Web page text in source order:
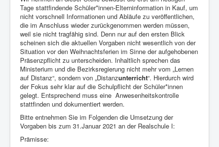
Tage stattfindende Schüler*innen-Elterninformation in Kauf, um
nicht vorschnell Informationen und Abläufe zu veröffentlichen,
die im Anschluss wieder zurückgenommen werden müssen,
weil sie nicht tragfähig sind. Denn nur auf den ersten Blick
scheinen sich die aktuellen Vorgaben nicht wesentlich von der
Situation vor den Weihnachtsferien im Sinne der aufgehobenen
Präsenzpflicht zu unterscheiden. Inhaltlich sprechen das
Ministerium und die Bezirksregierung nicht mehr vom „Lernen
auf Distanz“, sondern von „Distanzunterricht“. Hierdurch wird
der Fokus sehr klar auf die Schulpflicht der Schüler*innen
gelegt. Entsprechend muss eine Anwesenheitskontrolle
stattfinden und dokumentiert werden.
Bitte entnehmen Sie im Folgenden die Umsetzung der
Vorgaben bis zum 31.Januar 2021 an der Realschule I:
Prämisse: